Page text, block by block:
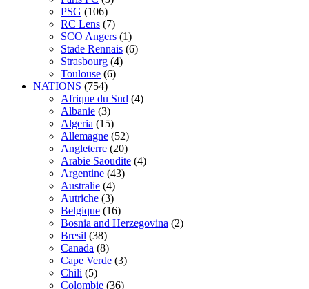
PSG (106)
RC Lens (7)
SCO Angers (1)
Stade Rennais (6)
Strasbourg (4)
Toulouse (6)
NATIONS (754)
Afrique du Sud (4)
Albanie (3)
Algeria (15)
Allemagne (52)
Angleterre (20)
Arabie Saoudite (4)
Argentine (43)
Australie (4)
Autriche (3)
Belgique (16)
Bosnia and Herzegovina (2)
Bresil (38)
Canada (8)
Cape Verde (3)
Chili (5)
Colombie (36)